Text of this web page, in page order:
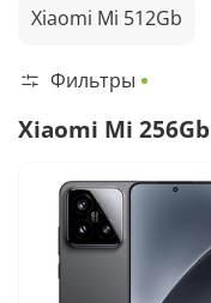
Xiaomi Mi 512Gb
Фильтры
Xiaomi Mi 256Gb